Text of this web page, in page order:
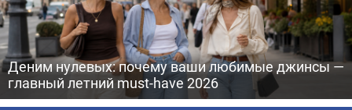
Деним нулевых: почему ваши любимые джинсы —
главный летний must-have 2026